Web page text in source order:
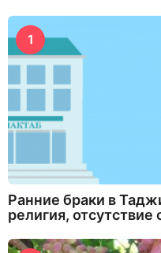
1
Ранние браки в
религия, отсутствие